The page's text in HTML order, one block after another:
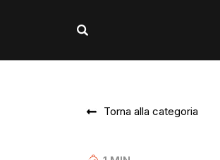
Torna alla categoria